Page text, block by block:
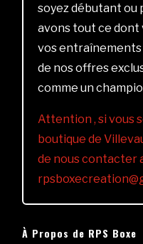
soyez débutant ou
avons tout ce dont
vos
de nos offres
comme un
Attention , si vous
boutique de
de nous contacter
À Propos de RPS Boxe